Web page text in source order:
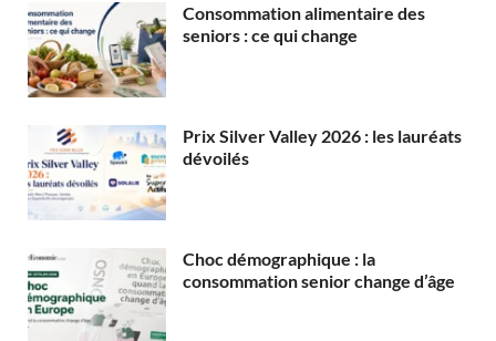
Consommation alimentaire des
seniors : ce qui change
Prix Silver Valley 2026 : les lauréats
dévoilés
Choc démographique : la
consommation senior change d’âge